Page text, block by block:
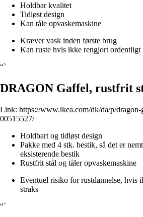
Holdbar kvalitet
Tidløst design
Kan tåle opvaskemaskine
Kræver vask inden første brug
Kan ruste hvis ikke rengjort ordentligt
“`
DRAGON Gaffel, rustfrit
Link: https://www.ikea.com/dk/da/p/
00515527/
Holdbart og tidløst design
Pakke med 4 stk. bestik, så det er
eksisterende bestik
Rustfrit stål og tåler opvaskemaskine
Eventuel risiko for rustdannelse, hvis
straks
“`